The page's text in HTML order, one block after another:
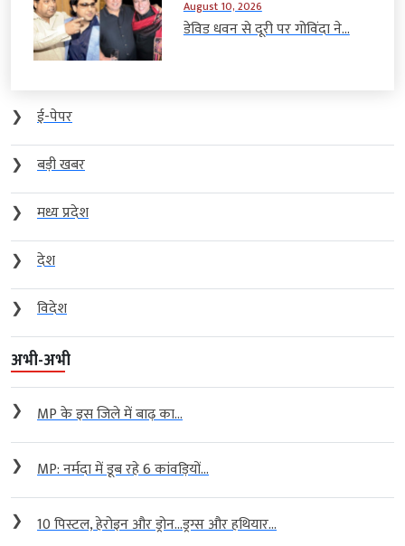
August 10, 2026
डेविड धवन से दूरी पर गोविंदा ने...
❯
ई-पेपर
❯
बड़ी खबर
❯
मध्य प्रदेश
❯
देश
❯
विदेश
अभी-अभी
❯ MP के इस जिले में बाढ़ का...
❯ MP: नर्मदा में डूब रहे 6 कांवड़ियों...
❯ 10 पिस्टल, हेरोइन और ड्रोन…ड्रग्स और हथियार...